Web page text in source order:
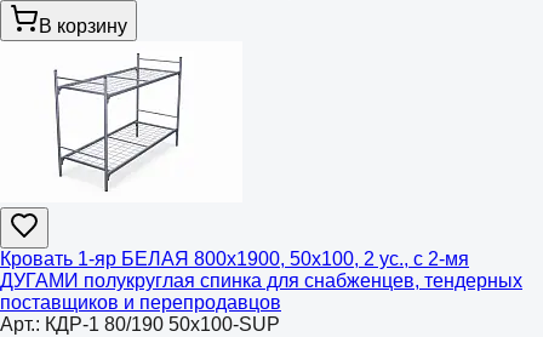
В корзину
Кровать 1-яр БЕЛАЯ 800x1900, 50x100, 2 ус., с 2-мя
ДУГАМИ полукруглая спинка для снабженцев, тендерных
поставщиков и перепродавцов
Арт.: КДР-1 80/190 50x100-SUP